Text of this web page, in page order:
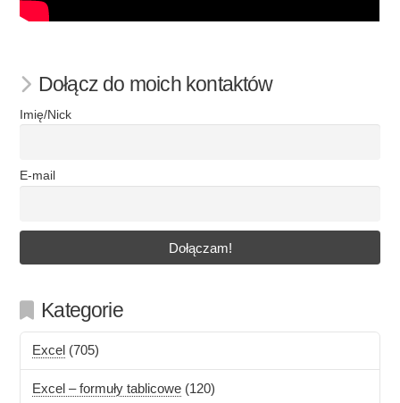
Dołącz do moich kontaktów
Imię/Nick
E-mail
Kategorie
Excel (705)
Excel – formuły tablicowe (120)